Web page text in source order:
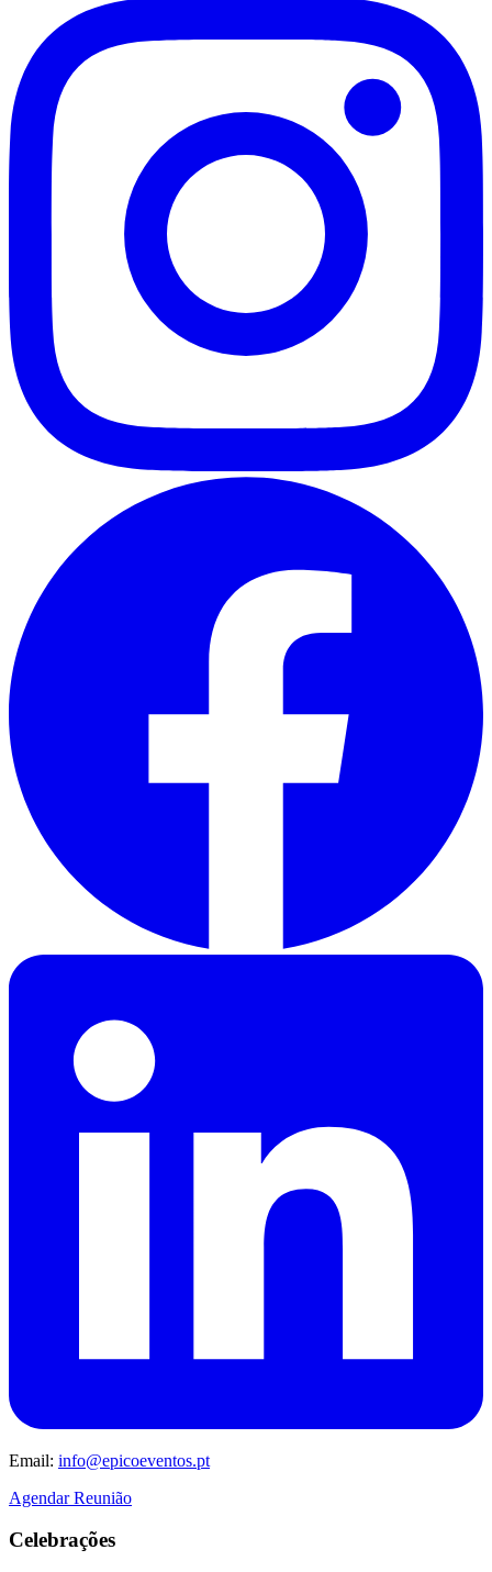
Email: info@epicoeventos.pt
Agendar Reunião
Celebrações